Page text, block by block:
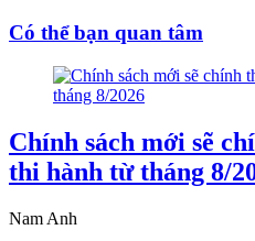
Có thể bạn quan tâm
Chính sách mới sẽ
thi hành từ tháng 8/
Nam Anh